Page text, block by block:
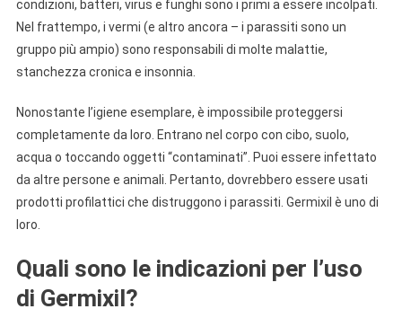
condizioni, batteri, virus e funghi sono i primi a essere incolpati.
Nel frattempo, i vermi (e altro ancora – i parassiti sono un
gruppo più ampio) sono responsabili di molte malattie,
stanchezza cronica e insonnia.
Nonostante l’igiene esemplare, è impossibile proteggersi
completamente da loro. Entrano nel corpo con cibo, suolo,
acqua o toccando oggetti “contaminati”. Puoi essere infettato
da altre persone e animali. Pertanto, dovrebbero essere usati
prodotti profilattici che distruggono i parassiti. Germixil è uno di
loro.
Quali sono le indicazioni per l’uso
di Germixil?